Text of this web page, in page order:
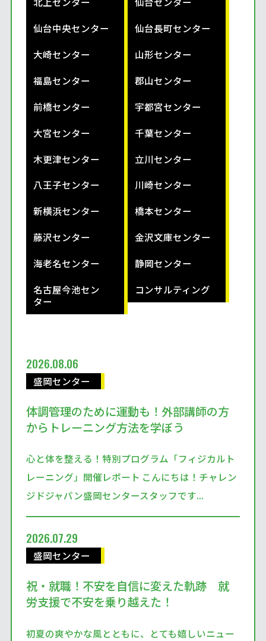
仙台中央センター
仙台長町センター
大崎センター
山形センター
福島センター
郡山センター
前橋センター
宇都宮センター
大宮センター
千葉センター
木更津センター
立川センター
八王子センター
川崎センター
新横浜センター
橋本センター
藤沢センター
金沢文庫センター
海老名センター
静岡センター
名古屋今池セン
ター
コンサルティング
2026.08.06
盛岡センター
体調管理のために運動も！外部講師の方
からトレーニング方法を学ぼう
心と体を整える！特別プログラム「フィジカルト
レーニング」開催レポート こんにちは！チャレン
ジドジャパン盛岡センタースタッフです...
2026.07.29
盛岡センター
祝・就職！不安を自信に変えた軌跡 就
労支援で不安を乗り越えた！
初夏の爽やかな風とともに、とても嬉しいニュー